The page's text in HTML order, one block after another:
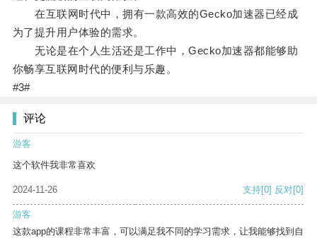
在互联网时代中，拥有一款高效的Gecko加速器已经成
为了提升用户体验的需求。
无论是在个人生活还是工作中，Gecko加速器都能够助
你畅享互联网时代的便利与乐趣。
#3#
评论
游客
这个软件我非常喜欢
2024-11-26 支持[0] 反对[0]
游客
这款app的课程非常丰富，可以满足我不同的学习需求，让我能够找到自